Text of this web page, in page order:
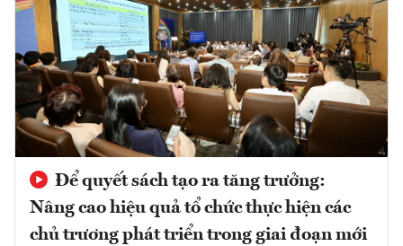
Để quyết sách tạo ra tăng trưởng:
Nâng cao hiệu quả tổ chức thực hiện các
chủ trương phát triển trong giai đoạn mới